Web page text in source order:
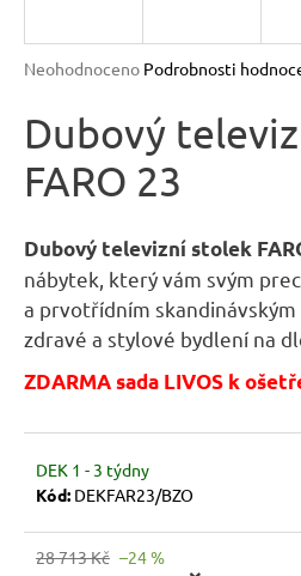
Průměrné
produktu
je
0,0
z
hvězdiček.
Neohodnoceno Podrobnosti
Dubový
FARO 23
Dubový televizní stolek
nábytek, který vám svým
a prvotřídním
zdravé a stylové bydlení na
ZDARMA sada LIVOS k
DEK 1 - 3 týdny
Kód: DEKFAR23/BZO
28 713 Kč –24 %
a
í
t
?
D
o
p